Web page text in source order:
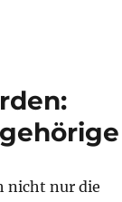
nicht nur die